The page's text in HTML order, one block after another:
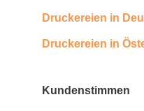
Druckereien in
Druckereien in
Kundenstimmen